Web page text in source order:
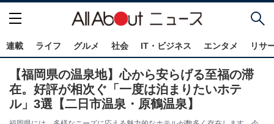
連載 ライフ グルメ 社会 IT・ビジネス エンタメ リサ
【福岡県の温泉地】心から安らげる至福の滞
在。好評が相次ぐ「一度は泊まりたいホテ
ル」3選【二日市温泉・原鶴温泉】